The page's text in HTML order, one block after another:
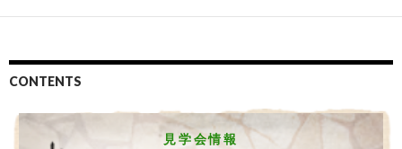
CONTENTS
見学会情報